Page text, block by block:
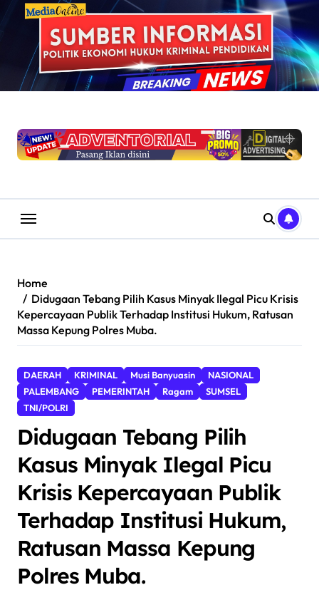
content
Home
Didugaan Tebang Pilih Kasus Minyak Ilegal Picu Krisis
Kepercayaan Publik Terhadap Institusi Hukum, Ratusan
Massa Kepung Polres Muba.
DAERAH KRIMINAL Musi Banyuasin
NASIONAL
PALEMBANG
PEMERINTAH Ragam
SUMSEL
TNI/POLRI
Didugaan Tebang Pilih
Kasus Minyak Ilegal Picu
Krisis Kepercayaan Publik
Terhadap Institusi Hukum,
Ratusan Massa Kepung
Polres Muba.